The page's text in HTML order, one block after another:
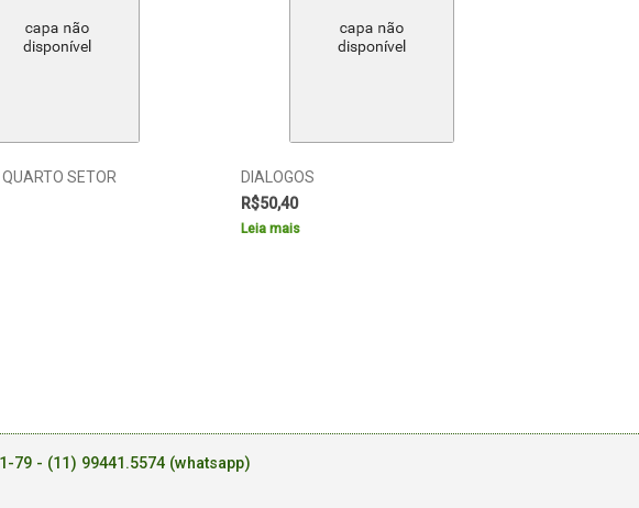
SETOR
DIALOGOS
R$50,40
Leia mais
79 - (11) 99441.5574 (whatsapp)